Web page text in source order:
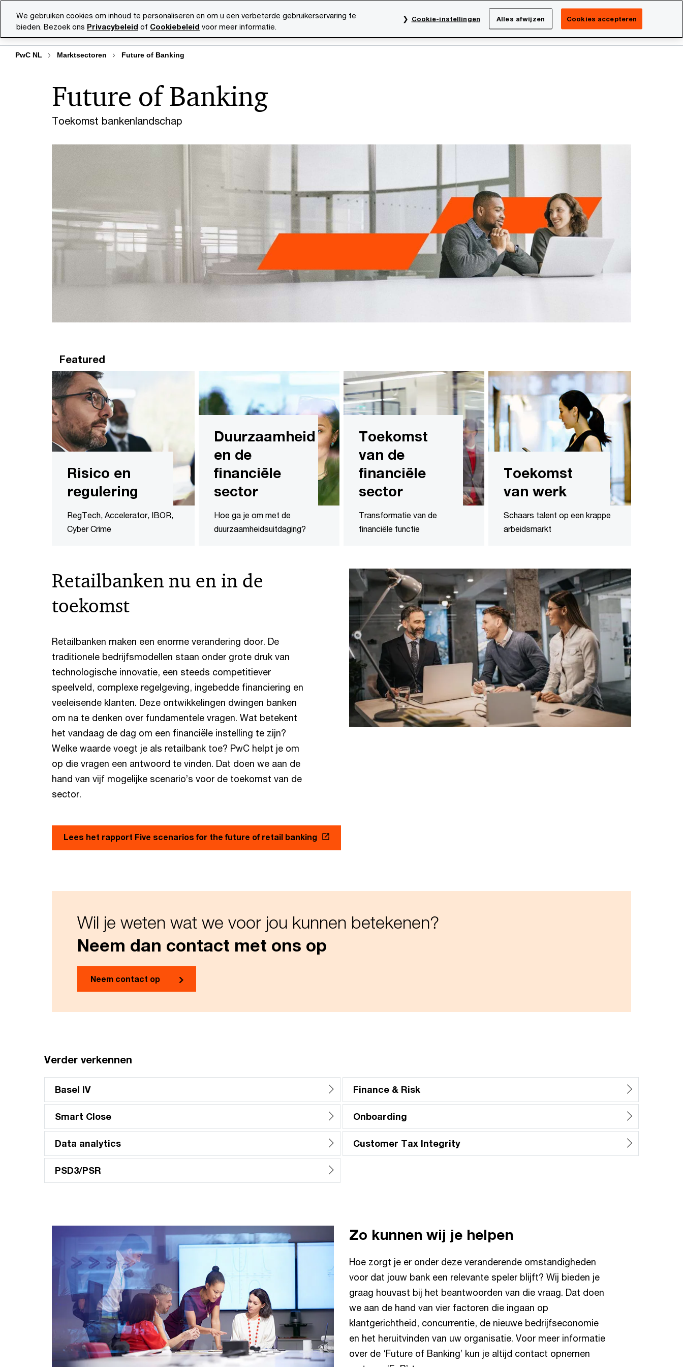
Diensten Marktsectoren Carrière
Netherlands
Search
PwC NL Marktsectoren Future of Banking
Toekomst bankenlandschap
Future of Banking
Featured
Risico en
regulering
RegTech, Accelerator, IBOR,
Cyber Crime
Duurzaamheid
en de
financiële
sector
Hoe ga je om met de
duurzaamheidsuitdaging?
Toekomst
van de
financiële
sector
Transformatie van de
financiële functie
Toekomst
van werk
Schaars talent op een krappe
arbeidsmarkt
Retailbanken nu en in de
toekomst
Retailbanken maken een enorme verandering door. De
traditionele bedrijfsmodellen staan onder grote druk van
technologische innovatie, een steeds competitiever
speelveld, complexe regelgeving, ingebedde financiering en
veeleisende klanten. Deze ontwikkelingen dwingen banken
om na te denken over fundamentele vragen. Wat betekent
het vandaag de dag om een financiële instelling te zijn?
Welke waarde voegt je als retailbank toe? PwC helpt je om
op die vragen een antwoord te vinden. Dat doen we aan de
hand van vijf mogelijke scenario’s voor de toekomst van de
sector.
Lees het rapport Five scenarios for the future of retail banking
Wil je weten wat we voor jou kunnen betekenen?
Neem dan contact met ons op
Neem contact op
Verder verkennen
Basel IV Finance & Risk
Smart Close Onboarding
Data analytics Customer Tax Integrity
PSD3/PSR
Zo kunnen wij je helpen
Hoe zorgt je er onder deze veranderende omstandigheden
voor dat jouw bank een relevante speler blijft? Wij bieden je
graag houvast bij het beantwoorden van die vraag. Dat doen
we aan de hand van vier factoren die ingaan op
klantgerichtheid, concurrentie, de nieuwe bedrijfseconomie
en het heruitvinden van uw organisatie. Voor meer informatie
over de ‘Future of Banking’ kun je altijd contact opnemen
We gebruiken cookies om inhoud te personaliseren en om u een verbeterde gebruikerservaring te
bieden. Bezoek ons Privacybeleid of Cookiebeleid voor meer informatie.
Cookie-instellingen Alles afwijzen Cookies accepteren